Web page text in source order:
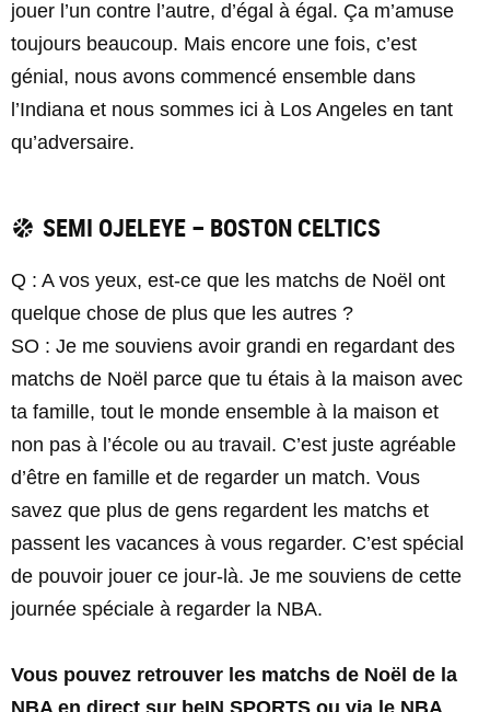
jouer l’un contre l’autre, d’égal à égal. Ça m’amuse
toujours beaucoup. Mais encore une fois, c’est
génial, nous avons commencé ensemble dans
l’Indiana et nous sommes ici à Los Angeles en tant
qu’adversaire.
SEMI OJELEYE – BOSTON CELTICS
Q : A vos yeux, est-ce que les matchs de Noël ont
quelque chose de plus que les autres ?
SO : Je me souviens avoir grandi en regardant des
matchs de Noël parce que tu étais à la maison avec
ta famille, tout le monde ensemble à la maison et
non pas à l’école ou au travail. C’est juste agréable
d’être en famille et de regarder un match. Vous
savez que plus de gens regardent les matchs et
passent les vacances à vous regarder. C’est spécial
de pouvoir jouer ce jour-là. Je me souviens de cette
journée spéciale à regarder la NBA.
Vous pouvez retrouver les matchs de Noël de la
NBA en direct sur beIN SPORTS ou via le NBA